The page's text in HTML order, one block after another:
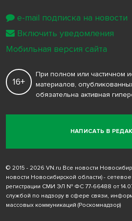
НАПИСАТЬ В
16+
При полном или частичном
материалов,
обязательна активная
© 2015 - 2026 VN.ru Все новости
новости Новосибирской области) -
регистрации СМИ ЭЛ № ФС 77-66488 от
службой по надзору в сфере связи,
массовых коммуникаций (Роскомнадзор)
e-mail подписка на новости
Включить уведомления
Мобильная версия сайта